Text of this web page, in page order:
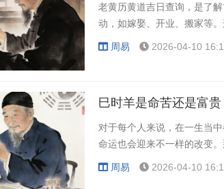
老黄历黄道吉日查询，是了
动，如嫁娶、开业、搬家等
周易 2026-04-10
巳时羊是命苦还是富贵
对于每个人来说，在一生当
命运也会迎来不一样的改变
周易 2026-04-10